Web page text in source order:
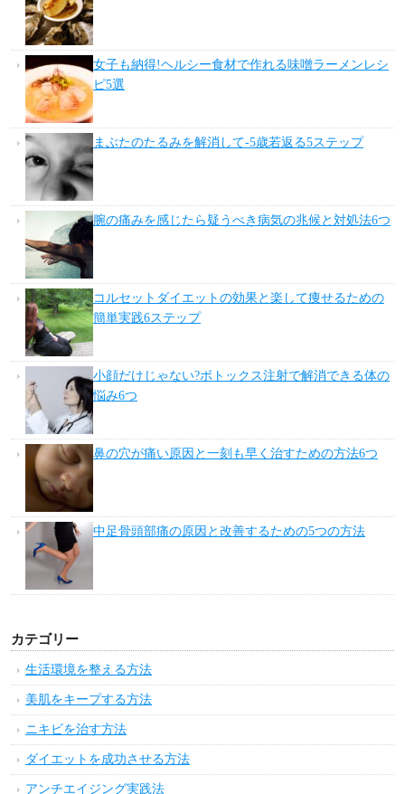
女子も納得!ヘルシー食材で作れる味噌ラーメンレシ
ピ5選
まぶたのたるみを解消して-5歳若返る5ステップ
腕の痛みを感じたら疑うべき病気の兆候と対処法6つ
コルセットダイエットの効果と楽して痩せるための
簡単実践6ステップ
小顔だけじゃない?ボトックス注射で解消できる体の
悩み6つ
鼻の穴が痛い原因と一刻も早く治すための方法6つ
中足骨頭部痛の原因と改善するための5つの方法
カテゴリー
生活環境を整える方法
美肌をキープする方法
ニキビを治す方法
ダイエットを成功させる方法
アンチエイジング実践法